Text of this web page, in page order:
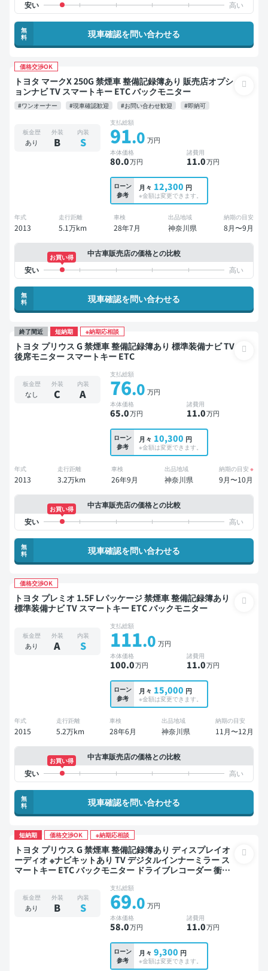
無
料
現車確認を問い合わせる
価格交渉OK
トヨタ マークX 250G 禁煙車 整備記録簿あり 販売店オプシ
ョンナビ TV スマートキー ETC バックモニター
#ワンオーナー #現車確認歓迎 #お問い合わせ歓迎 #即納可
板金歴
あり
外装
B
内装
S
支払総額
91.0 万円
本体価格
80.0万円
諸費用
11.0万円
ローン
参考
月々 12,300 円
※金額は変更できます。
年式
2013
走行距離
5.1万km
車検
28年7月
出品地域
神奈川県
納期の目安
8月〜9月
中古車販売店の価格との比較
お買い得
無
料
現車確認を問い合わせる
終了間近 短納期 ※納期応相談
トヨタ プリウス G 禁煙車 整備記録簿あり 標準装備ナビ TV
後席モニター スマートキー ETC
板金歴
なし
外装
C
内装
A
支払総額
76.0 万円
本体価格
65.0万円
諸費用
11.0万円
ローン
参考
月々 10,300 円
※金額は変更できます。
年式
2013
走行距離
3.2万km
車検
26年9月
出品地域
神奈川県
納期の目安 ※
9月〜10月
中古車販売店の価格との比較
お買い得
無
料
現車確認を問い合わせる
価格交渉OK
トヨタ プレミオ 1.5F Lパッケージ 禁煙車 整備記録簿あり
標準装備ナビ TV スマートキー ETC バックモニター
板金歴
あり
外装
A
内装
S
支払総額
111.0 万円
本体価格
100.0万円
諸費用
11.0万円
ローン
参考
月々 15,000 円
※金額は変更できます。
年式
2015
走行距離
5.2万km
車検
28年6月
出品地域
神奈川県
納期の目安
11月〜12月
中古車販売店の価格との比較
お買い得
無
料
現車確認を問い合わせる
短納期 価格交渉OK ※納期応相談
トヨタ プリウス G 禁煙車 整備記録簿あり ディスプレイオ
ーディオ ※ナビキットあり TV デジタルインナーミラー ス
マートキー ETC バックモニター ドライブレコーダー 衝突
板金歴
あり
外装
B
内装
S
支払総額
69.0 万円
本体価格
58.0万円
諸費用
11.0万円
ローン
参考
月々 9,300 円
※金額は変更できます。